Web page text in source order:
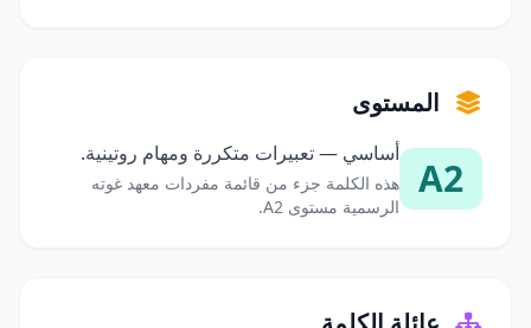
المستوى
A2
أساسي — تعبيرات متكررة ومهام روتينية.
هذه الكلمة جزء من قائمة مفردات معهد غوته
الرسمية مستوى A2.